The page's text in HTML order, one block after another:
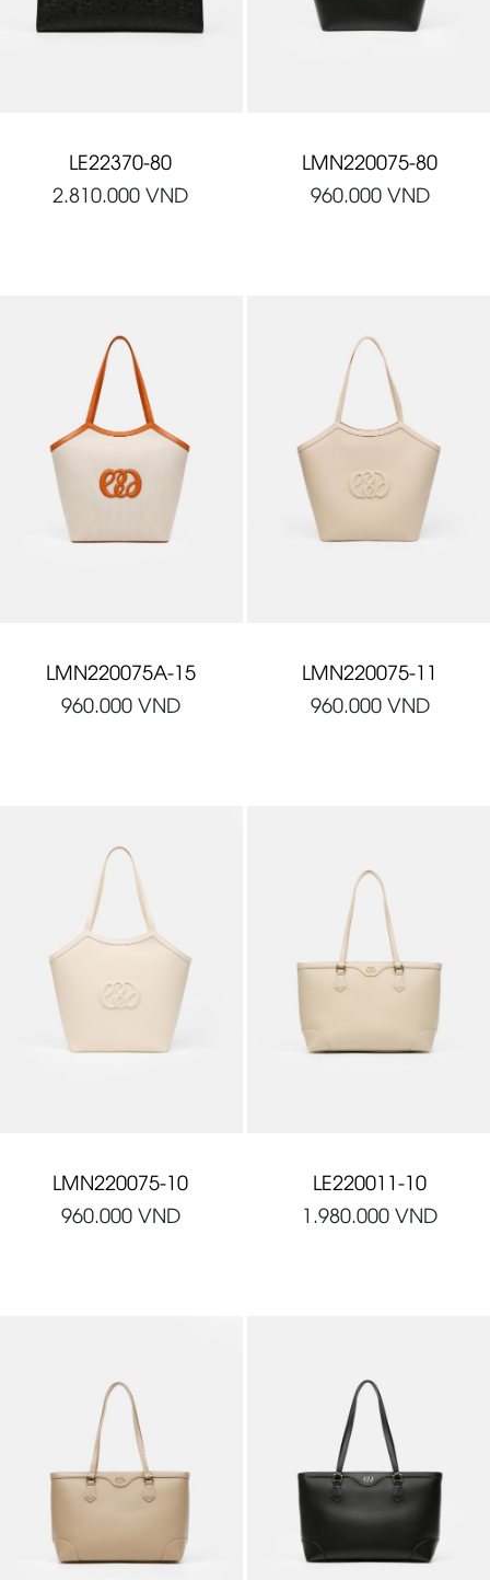
LE22370-80
2.810.000 VND
LMN220075-80
960.000VND
LMN220075A-15
960.000VND
LMN220075-11
960.000VND
LMN220075-10
960.000VND
LE220011-10
1.980.000 VND